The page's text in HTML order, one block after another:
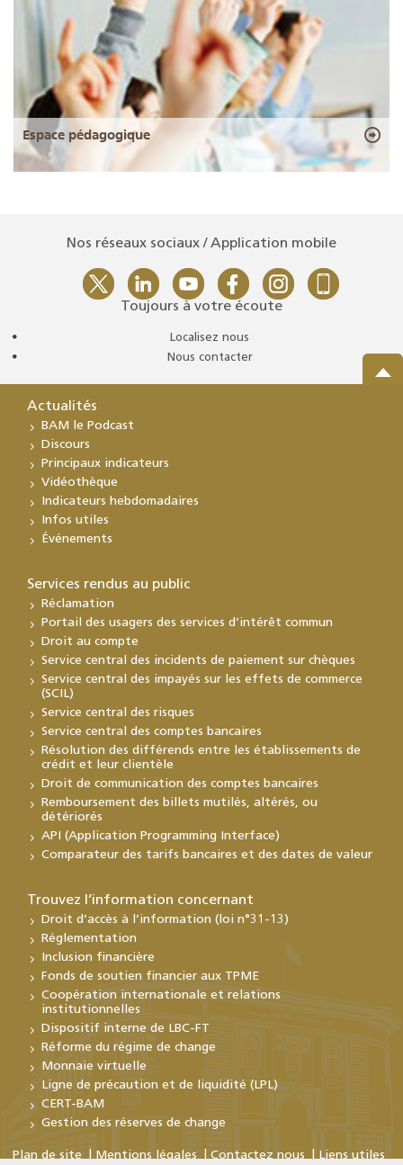
Espace pédagogique
Nos réseaux sociaux / Application mobile
Toujours à votre écoute
Localisez nous
Nous contacter
Actualités
BAM le Podcast
Discours
Principaux indicateurs
Vidéothèque
Indicateurs hebdomadaires
Infos utiles
Événements
Services rendus au public
Réclamation
Portail des usagers des services d’intérêt commun
Droit au compte
Service central des incidents de paiement sur chèques
Service central des impayés sur les effets de commerce
(SCIL)
Service central des risques
Service central des comptes bancaires
Résolution des différends entre les établissements de
crédit et leur clientèle
Droit de communication des comptes bancaires
Remboursement des billets mutilés, altérés, ou
détériorés
API (Application Programming Interface)
Comparateur des tarifs bancaires et des dates de valeur
Trouvez l’information concernant
Droit d’accès à l’information (loi n°31-13)
Réglementation
Inclusion financière
Fonds de soutien financier aux TPME
Coopération internationale et relations
institutionnelles
Dispositif interne de LBC-FT
Réforme du régime de change
Monnaie virtuelle
Ligne de précaution et de liquidité (LPL)
CERT-BAM
Gestion des réserves de change
Plan de site Mentions légales Contactez nous Liens utiles